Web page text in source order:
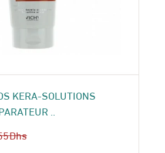
KERA-SOLUTIONS
..
Dhs